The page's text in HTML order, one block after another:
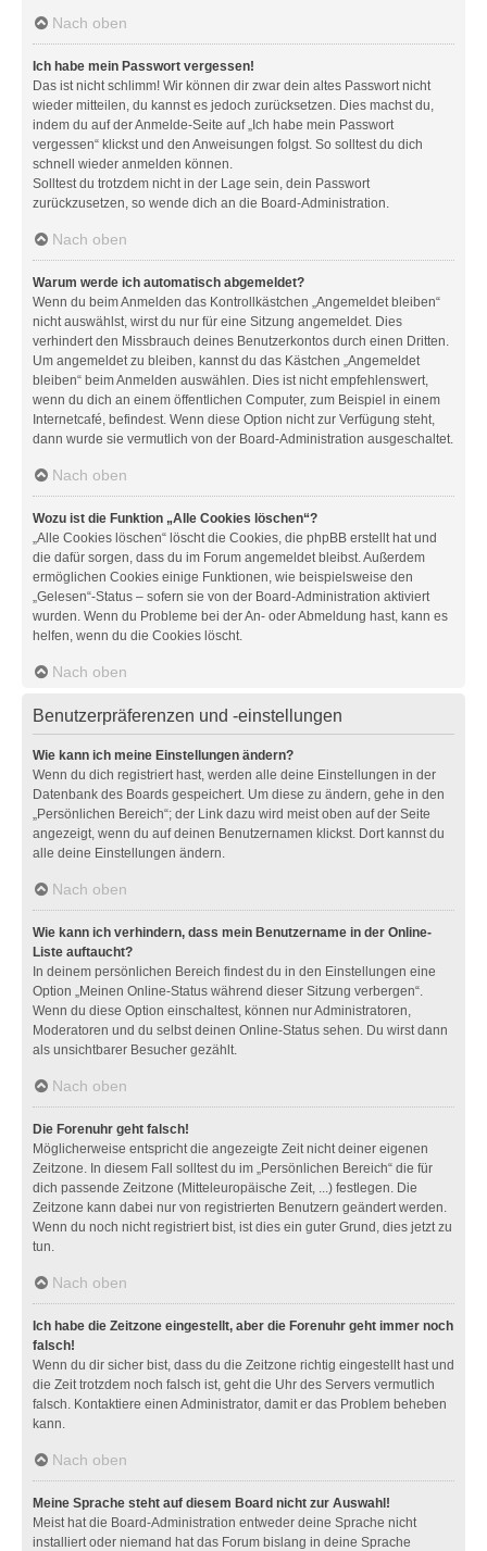
Nach oben
Ich habe mein Passwort vergessen!
Das ist nicht schlimm! Wir können dir zwar dein altes Passwort nicht
wieder mitteilen, du kannst es jedoch zurücksetzen. Dies machst du,
indem du auf der Anmelde-Seite auf „Ich habe mein Passwort
vergessen“ klickst und den Anweisungen folgst. So solltest du dich
schnell wieder anmelden können.
Solltest du trotzdem nicht in der Lage sein, dein Passwort
zurückzusetzen, so wende dich an die Board-Administration.
Nach oben
Warum werde ich automatisch abgemeldet?
Wenn du beim Anmelden das Kontrollkästchen „Angemeldet bleiben“
nicht auswählst, wirst du nur für eine Sitzung angemeldet. Dies
verhindert den Missbrauch deines Benutzerkontos durch einen Dritten.
Um angemeldet zu bleiben, kannst du das Kästchen „Angemeldet
bleiben“ beim Anmelden auswählen. Dies ist nicht empfehlenswert,
wenn du dich an einem öffentlichen Computer, zum Beispiel in einem
Internetcafé, befindest. Wenn diese Option nicht zur Verfügung steht,
dann wurde sie vermutlich von der Board-Administration ausgeschaltet.
Nach oben
Wozu ist die Funktion „Alle Cookies löschen“?
„Alle Cookies löschen“ löscht die Cookies, die phpBB erstellt hat und
die dafür sorgen, dass du im Forum angemeldet bleibst. Außerdem
ermöglichen Cookies einige Funktionen, wie beispielsweise den
„Gelesen“-Status – sofern sie von der Board-Administration aktiviert
wurden. Wenn du Probleme bei der An- oder Abmeldung hast, kann es
helfen, wenn du die Cookies löscht.
Nach oben
Benutzerpräferenzen und -einstellungen
Wie kann ich meine Einstellungen ändern?
Wenn du dich registriert hast, werden alle deine Einstellungen in der
Datenbank des Boards gespeichert. Um diese zu ändern, gehe in den
„Persönlichen Bereich“; der Link dazu wird meist oben auf der Seite
angezeigt, wenn du auf deinen Benutzernamen klickst. Dort kannst du
alle deine Einstellungen ändern.
Nach oben
Wie kann ich verhindern, dass mein Benutzername in der Online-
Liste auftaucht?
In deinem persönlichen Bereich findest du in den Einstellungen eine
Option „Meinen Online-Status während dieser Sitzung verbergen“.
Wenn du diese Option einschaltest, können nur Administratoren,
Moderatoren und du selbst deinen Online-Status sehen. Du wirst dann
als unsichtbarer Besucher gezählt.
Nach oben
Die Forenuhr geht falsch!
Möglicherweise entspricht die angezeigte Zeit nicht deiner eigenen
Zeitzone. In diesem Fall solltest du im „Persönlichen Bereich“ die für
dich passende Zeitzone (Mitteleuropäische Zeit, ...) festlegen. Die
Zeitzone kann dabei nur von registrierten Benutzern geändert werden.
Wenn du noch nicht registriert bist, ist dies ein guter Grund, dies jetzt zu
tun.
Nach oben
Ich habe die Zeitzone eingestellt, aber die Forenuhr geht immer noch
falsch!
Wenn du dir sicher bist, dass du die Zeitzone richtig eingestellt hast und
die Zeit trotzdem noch falsch ist, geht die Uhr des Servers vermutlich
falsch. Kontaktiere einen Administrator, damit er das Problem beheben
kann.
Nach oben
Meine Sprache steht auf diesem Board nicht zur Auswahl!
Meist hat die Board-Administration entweder deine Sprache nicht
installiert oder niemand hat das Forum bislang in deine Sprache